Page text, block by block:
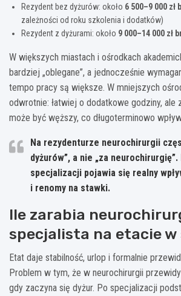
Rezydent bez dyżurów: około 6 500–9 000 zł
zależności od roku szkolenia i dodatków)
Rezydent z dyżurami: około 9 000–14 000 zł
W większych miastach i ośrodkach
bardziej „oblegane”, a jednocześnie
tempo pracy są większe. W mniejszych
odwrotnie: łatwiej o dodatkowe godziny, ale
może być węższy, co długoterminowo
Na rezydenturze neurochirurgii
dyżurów”, a nie „za
specjalizacji pojawia się realny
i renomy na stawki.
Ile zarabia
specjalista na etacie
Etat daje stabilność, urlop i formalnie
Problem w tym, że w neurochirurgii
gdy zaczyna się dyżur. Po specjalizacji